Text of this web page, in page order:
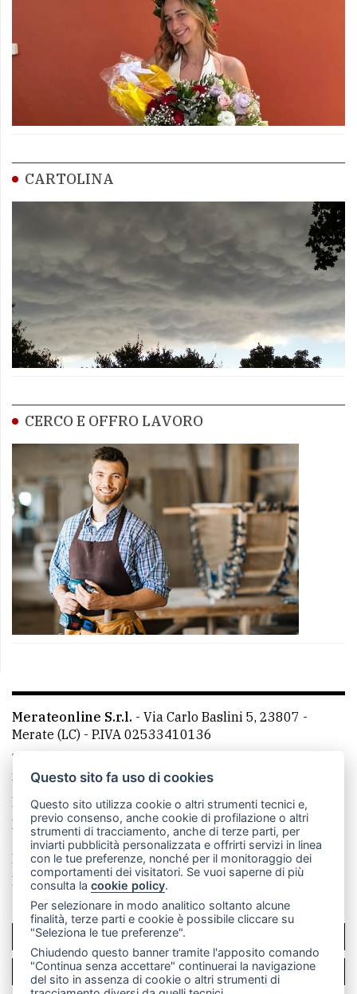
CARTOLINA
CERCO E OFFRO LAVORO
Merateonline S.r.l. - Via Carlo Baslini 5, 23807 -
Merate (LC) - P.IVA 02533410136
Telefono:
mail: redazione@merateonline.it
La redazione
CasateOnline LeccoOnline
RSS
Made by VIP
Privacy policy
Cookie policy
Rivedi le tue scelte sui cookie
SCRIVICI
PER LA TUA PUBBLICITÀ
Questo sito fa uso di cookies
Questo sito utilizza cookie o altri strumenti tecnici e,
previo consenso, anche cookie di profilazione o altri
strumenti di tracciamento, anche di terze parti, per
inviarti pubblicità personalizzata e offrirti servizi in linea
con le tue preferenze, nonché per il monitoraggio dei
comportamenti dei visitatori. Se vuoi saperne di più
consulta lacookie policy.
Per selezionare in modo analitico soltanto alcune
finalità, terze parti e cookie è possibile cliccare su
"Seleziona le tue preferenze".
Chiudendo questo banner tramite l'apposito comando
"Continua senza accettare" continuerai la navigazione
del sito in assenza di cookie o altri strumenti di